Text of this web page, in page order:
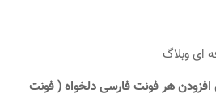
ای وبلاگ
افزودن هر فونت فارسی دلخواه ( فونت